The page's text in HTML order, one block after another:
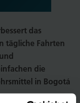
das
tägliche Fahrten
die
in Bogotá